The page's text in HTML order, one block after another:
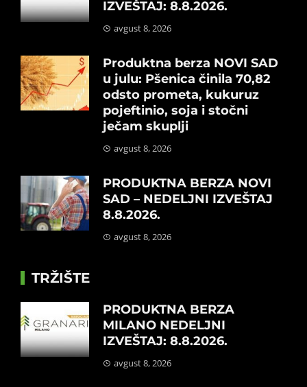
IZVEŠTAJ: 8.8.2026.
avgust 8, 2026
Produktna berza NOVI SAD
u julu: Pšenica činila 70,82
odsto prometa, kukuruz
pojeftinio, soja i stočni
ječam skuplji
avgust 8, 2026
PRODUKTNA BERZA NOVI
SAD – NEDELJNI IZVEŠTAJ
8.8.2026.
avgust 8, 2026
TRŽIŠTE
PRODUKTNA BERZA
MILANO NEDELJNI
IZVEŠTAJ: 8.8.2026.
avgust 8, 2026